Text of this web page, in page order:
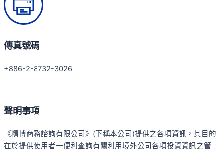
傳真號碼
+886-2-8732-3026
聲明事項
《精博商務諮詢有限公司》(下稱本公司)提供之各項資訊，其目的
在於提供使用者一便利查詢有關利用境外公司各項投資資訊之管